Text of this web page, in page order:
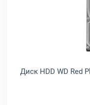
BarraCuda SATA
Диск HDD WD Red